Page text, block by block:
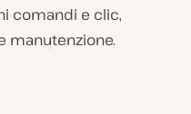
comandi e clic,
manutenzione.